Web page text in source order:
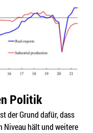
Politik
der Grund dafür, dass
Niveau hält und weitere